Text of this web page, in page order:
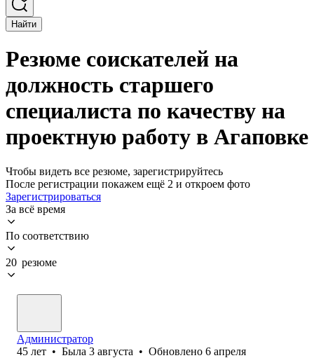
Найти
Резюме соискателей на
должность старшего
специалиста по качеству на
проектную работу в Агаповке
Чтобы видеть все резюме, зарегистрируйтесь
После регистрации покажем ещё 2 и откроем фото
Зарегистрироваться
За всё время
По соответствию
20 резюме
Администратор
45 лет • Была 3 августа • Обновлено 6 апреля